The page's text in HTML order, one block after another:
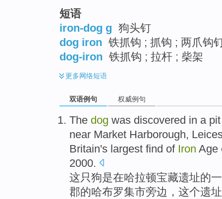
短语
iron-dog g 狗头钉
dog iron 铁抓钩 ; 抓钩 ; 两爪钩
dog-iron 铁抓钩 ; 拉杆 ; 柴架
更多网络短语
双语例句 权威例句
The dog was discovered in a pit
near Market Harborough,
Britain's largest find of Iron Age
2000.
这只狗是在哈拉顿宝藏遗址的
郡的哈布罗集市旁边， 这个遗